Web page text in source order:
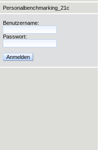
Personalbenchmarking_21c
Benutzername:
Passwort: